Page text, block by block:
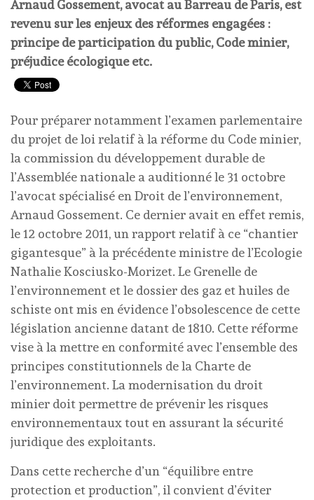
Arnaud Gossement, avocat au Barreau de Paris, est
revenu sur les enjeux des réformes engagées :
principe de participation du public, Code minier,
préjudice écologique etc.
Pour préparer notamment l’examen parlementaire
du projet de loi relatif à la réforme du Code minier,
la commission du développement durable de
l’Assemblée nationale a auditionné le 31 octobre
l’avocat spécialisé en Droit de l’environnement,
Arnaud Gossement. Ce dernier avait en effet remis,
le 12 octobre 2011, un rapport relatif à ce “chantier
gigantesque” à la précédente ministre de l’Ecologie
Nathalie Kosciusko-Morizet. Le Grenelle de
l’environnement et le dossier des gaz et huiles de
schiste ont mis en évidence l’obsolescence de cette
législation ancienne datant de 1810. Cette réforme
vise à la mettre en conformité avec l’ensemble des
principes constitutionnels de la Charte de
l’environnement. La modernisation du droit
minier doit permettre de prévenir les risques
environnementaux tout en assurant la sécurité
juridique des exploitants.
Dans cette recherche d’un “équilibre entre
protection et production”, il convient d’éviter